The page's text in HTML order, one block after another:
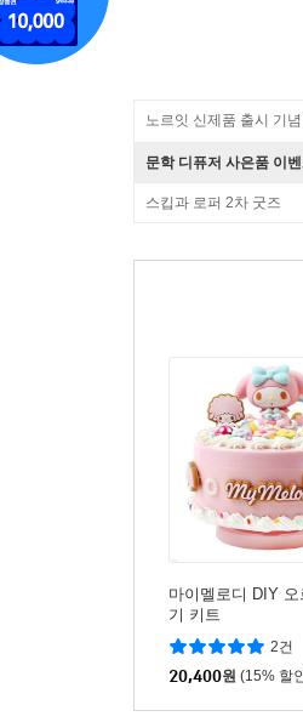
문학 디퓨저 사은품 이
스킵과 로퍼 2차 굿즈
마이멜로디 DIY 오
기 키트
2건
20,400원 (15% 할